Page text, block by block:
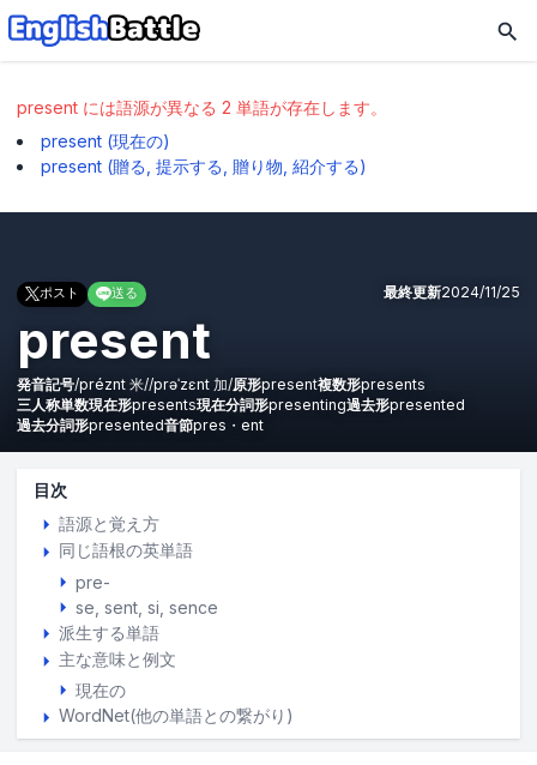
present には語源が異なる 2 単語が存在します。
present (現在の)
present (贈る 提示する 贈り物 紹介する)
ポスト 送る 最終更新2024/11/25
present
発音記号/préznt 米//prəˈzɛnt 加/原形present複数形presents
三人称単数現在形presents現在分詞形presenting過去形presented
過去分詞形presented音節pres・ent
目次
語源と覚え方
同じ語根の英単語
pre-
se, sent, si, sence
派生する単語
主な意味と例文
現在の
WordNet(他の単語との繋がり)